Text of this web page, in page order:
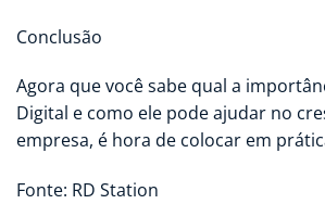
Conclusão
Agora que você sabe qual a
Digital e como ele pode ajudar no
empresa, é hora de colocar em
Fonte: RD Station